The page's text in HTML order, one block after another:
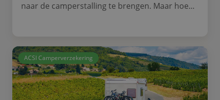
naar de camperstalling te brengen. Maar hoe...
ACSI Camperverzekering